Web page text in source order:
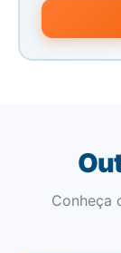
Conheça